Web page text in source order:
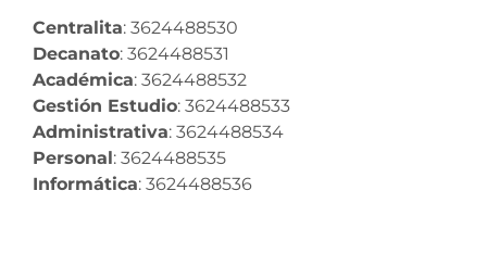
Centralita: 3624488530
Decanato: 3624488531
Académica: 3624488532
Gestión Estudio: 3624488533
Administrativa: 3624488534
Personal : 3624488535
Informática: 3624488536